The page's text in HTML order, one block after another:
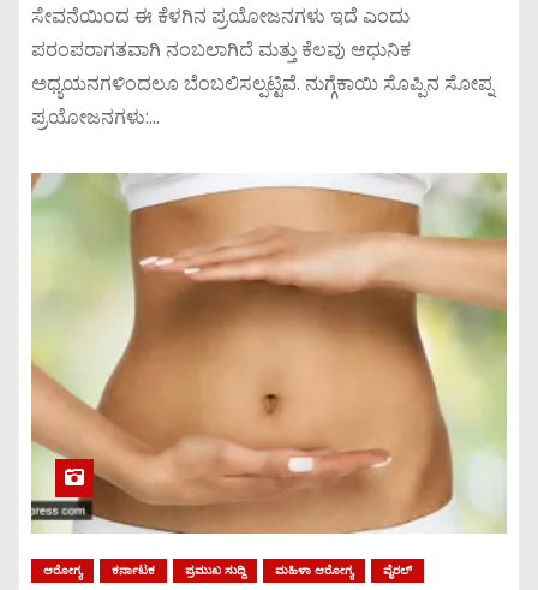
ಸೇವನೆಯಿಂದ ಈ ಕೆಳಗಿನ ಪ್ರಯೋಜನಗಳು ಇದೆ ಎಂದು
ಪರಂಪರಾಗತವಾಗಿ ನಂಬಲಾಗಿದೆ ಮತ್ತು ಕೆಲವು ಆಧುನಿಕ
ಅಧ್ಯಯನಗಳಿಂದಲೂ ಬೆಂಬಲಿಸಲ್ಪಟ್ಟಿವೆ. ನುಗ್ಗೆಕಾಯಿ ಸೊಪ್ಪಿನ ಸೋಪ್ನ
ಪ್ರಯೋಜನಗಳು:…
ಆರೋಗ್ಯ ಕರ್ನಾಟಕ ಪ್ರಮುಖ ಸುದ್ದಿ ಮಹಿಳಾ ಆರೋಗ್ಯ ವೈರಲ್